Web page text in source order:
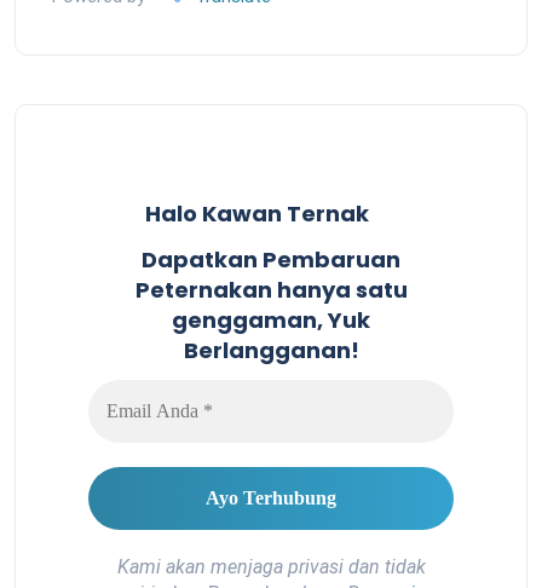
Halo Kawan Ternak
Dapatkan Pembaruan
Peternakan hanya satu
genggaman, Yuk
Berlangganan!
Kami akan menjaga privasi dan tidak